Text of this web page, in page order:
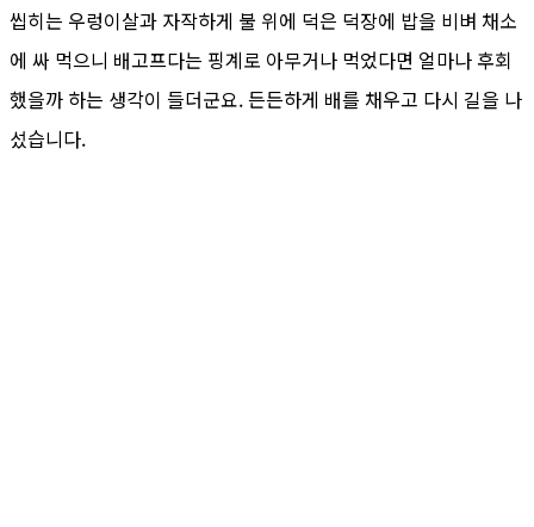
씹히는 우렁이살과 자작하게 불 위에 덕은 덕장에 밥을 비벼 채소
에 싸 먹으니 배고프다는 핑계로 아무거나 먹었다면 얼마나 후회
했을까 하는 생각이 들더군요. 든든하게 배를 채우고 다시 길을 나
섰습니다.